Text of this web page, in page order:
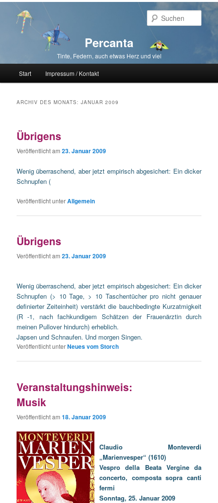
Percanta
Tinte, Federn, auch etwas Herz und viel
Zum primären Inhalt springen
Zum sekundären Inhalt springen
Start Impressum / Kontakt
ARCHIV DES MONATS:JANUAR 2009
Übrigens
Veröffentlicht am23. Januar 2009
Wenig überraschend, aber jetzt empirisch abgesichert: Ein dicker
Schnupfen (
Veröffentlicht unterAllgemein
Übrigens
Veröffentlicht am23. Januar 2009
Wenig überraschend, aber jetzt empirisch abgesichert: Ein dicker
Schnupfen (> 10 Tage, > 10 Taschentücher pro nicht genauer
definierter Zeiteinheit) verstärkt die bauchbedingte Kurzatmigkeit
(R -1, nach fachkundigem Schätzen der Frauenärztin durch
meinen Pullover hindurch) erheblich.
Japsen und Schnaufen. Und morgen Singen.
Veröffentlicht unterNeues vom Storch
Veranstaltungshinweis:
Musik
Veröffentlicht am18. Januar 2009
Claudio Monteverdi
„Marienvesper“ (1610)
Vespro della Beata Vergine da
concerto, composta sopra canti
fermi
Sonntag, 25. Januar 2009